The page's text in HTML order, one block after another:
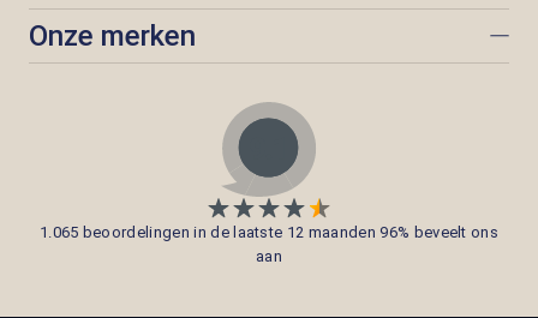
Onze merken
1.065 beoordelingen in de laatste 12 maanden 96% beveelt ons
aan